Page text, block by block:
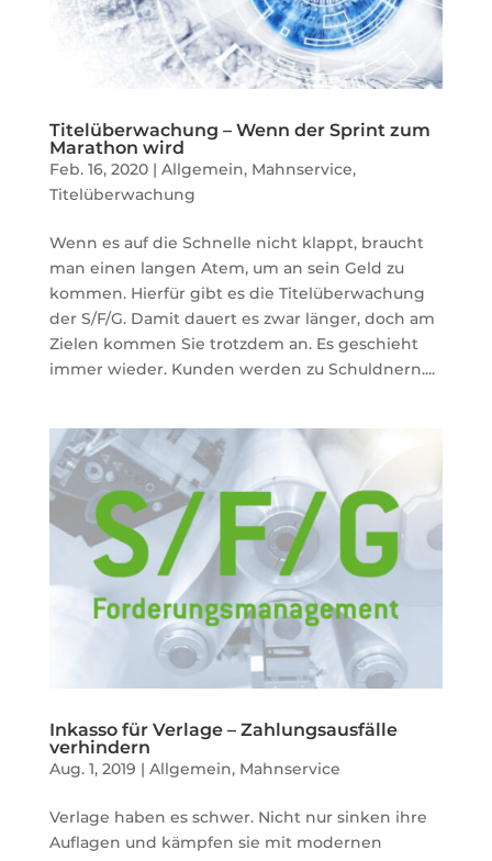
Titelüberwachung – Wenn der Sprint zum
Marathon wird
Feb. 16, 2020| Allgemein, Mahnservice,
Titelüberwachung
Wenn es auf die Schnelle nicht klappt, braucht
man einen langen Atem, um an sein Geld zu
kommen. Hierfür gibt es die Titelüberwachung
der S/F/G. Damit dauert es zwar länger, doch am
Zielen kommen Sie trotzdem an. Es geschieht
immer wieder. Kunden werden zu Schuldnern....
Inkasso für Verlage – Zahlungsausfälle
verhindern
Aug. 1, 2019 | Allgemein, Mahnservice
Verlage haben es schwer. Nicht nur sinken ihre
Auflagen und kämpfen sie mit modernen